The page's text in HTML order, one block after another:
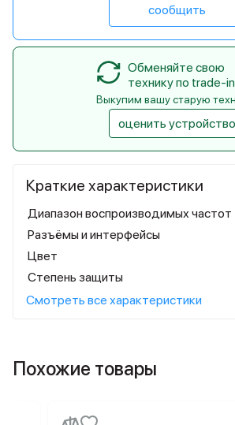
Краткие характеристики
Диапазон воспроизводимых частот
Разъёмы и интерфейсы
Цвет
Степень защиты
Смотреть все характеристики
сообщить
Обменяйте свою
технику по trade-in
Выкупим вашу старую
оценить устройство
Похожие товары